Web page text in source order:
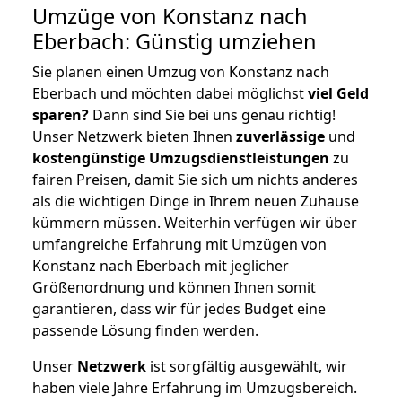
Umzüge von Konstanz nach
Eberbach: Günstig umziehen
Sie planen einen Umzug von Konstanz nach
Eberbach und möchten dabei möglichstviel Geld
sparen? Dann sind Sie bei uns genau richtig!
Unser Netzwerk bieten Ihnen zuverlässige und
kostengünstige Umzugsdienstleistungen zu
fairen Preisen, damit Sie sich um nichts anderes
als die wichtigen Dinge in Ihrem neuen Zuhause
kümmern müssen. Weiterhin verfügen wir über
umfangreiche Erfahrung mit Umzügen von
Konstanz nach Eberbach mit jeglicher
Größenordnung und können Ihnen somit
garantieren, dass wir für jedes Budget eine
passende Lösung finden werden.
Unser Netzwerk ist sorgfältig ausgewählt, wir
haben viele Jahre Erfahrung im Umzugsbereich.